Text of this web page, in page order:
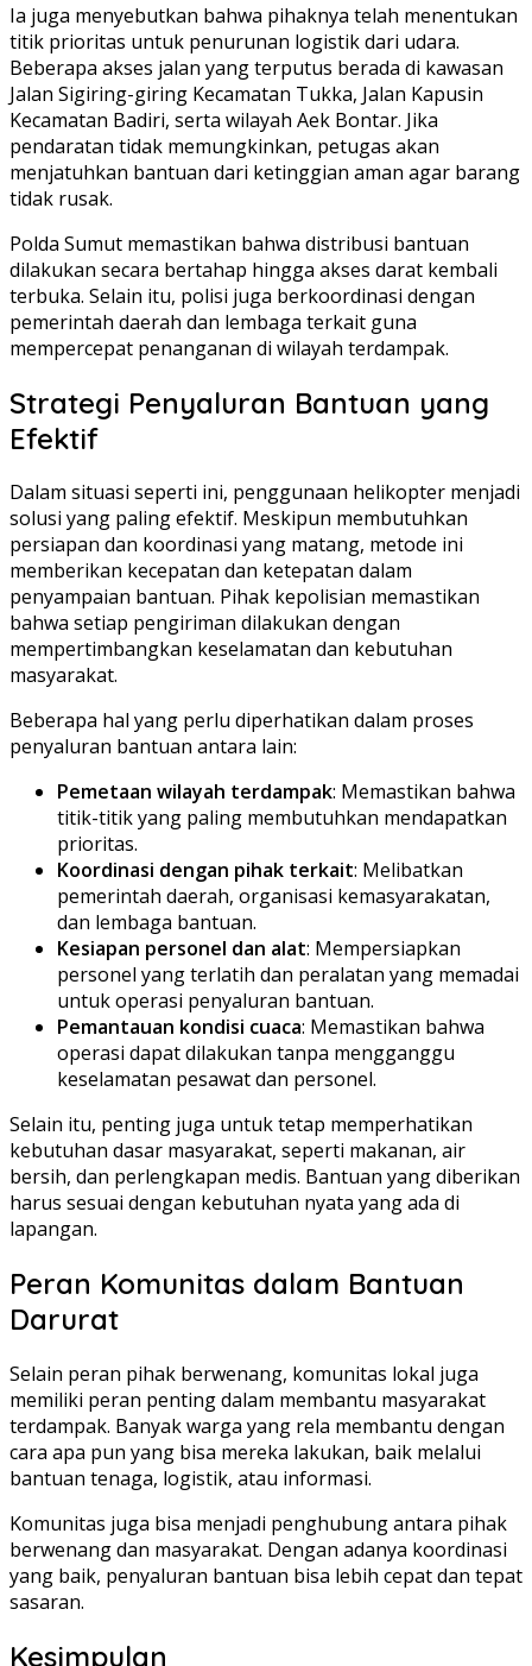
Ia juga menyebutkan bahwa pihaknya telah menentukan
titik prioritas untuk penurunan logistik dari udara.
Beberapa akses jalan yang terputus berada di kawasan
Jalan Sigiring-giring Kecamatan Tukka, Jalan Kapusin
Kecamatan Badiri, serta wilayah Aek Bontar. Jika
pendaratan tidak memungkinkan, petugas akan
menjatuhkan bantuan dari ketinggian aman agar barang
tidak rusak.
Polda Sumut memastikan bahwa distribusi bantuan
dilakukan secara bertahap hingga akses darat kembali
terbuka. Selain itu, polisi juga berkoordinasi dengan
pemerintah daerah dan lembaga terkait guna
mempercepat penanganan di wilayah terdampak.
Strategi Penyaluran Bantuan yang
Efektif
Dalam situasi seperti ini, penggunaan helikopter menjadi
solusi yang paling efektif. Meskipun membutuhkan
persiapan dan koordinasi yang matang, metode ini
memberikan kecepatan dan ketepatan dalam
penyampaian bantuan. Pihak kepolisian memastikan
bahwa setiap pengiriman dilakukan dengan
mempertimbangkan keselamatan dan kebutuhan
masyarakat.
Beberapa hal yang perlu diperhatikan dalam proses
penyaluran bantuan antara lain:
Pemetaan wilayah terdampak: Memastikan bahwa
titik-titik yang paling membutuhkan mendapatkan
prioritas.
Koordinasi dengan pihak terkait: Melibatkan
pemerintah daerah, organisasi kemasyarakatan,
dan lembaga bantuan.
Kesiapan personel dan alat: Mempersiapkan
personel yang terlatih dan peralatan yang memadai
untuk operasi penyaluran bantuan.
Pemantauan kondisi cuaca: Memastikan bahwa
operasi dapat dilakukan tanpa mengganggu
keselamatan pesawat dan personel.
Selain itu, penting juga untuk tetap memperhatikan
kebutuhan dasar masyarakat, seperti makanan, air
bersih, dan perlengkapan medis. Bantuan yang diberikan
harus sesuai dengan kebutuhan nyata yang ada di
lapangan.
Peran Komunitas dalam Bantuan
Darurat
Selain peran pihak berwenang, komunitas lokal juga
memiliki peran penting dalam membantu masyarakat
terdampak. Banyak warga yang rela membantu dengan
cara apa pun yang bisa mereka lakukan, baik melalui
bantuan tenaga, logistik, atau informasi.
Komunitas juga bisa menjadi penghubung antara pihak
berwenang dan masyarakat. Dengan adanya koordinasi
yang baik, penyaluran bantuan bisa lebih cepat dan tepat
sasaran.
Kesimpulan